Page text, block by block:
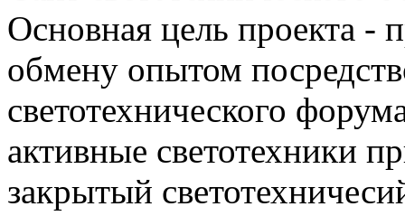
Основная цель проекта -
обмену опытом
светотехнического
активные светотехники
закрытый